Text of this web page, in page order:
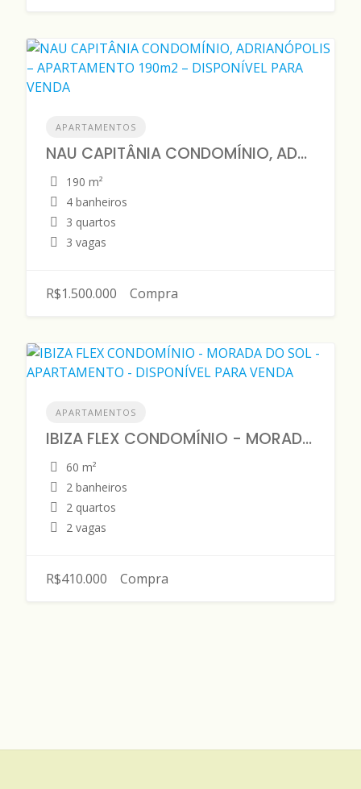
APARTAMENTOS
NAU CAPITÂNIA CONDOMÍNIO, ADRIANÓPOLIS – APARTAMENTO 190m2 – DISPONÍVEL PARA VENDA
190 m²
4 banheiros
3 quartos
3 vagas
R$1.500.000 Compra
APARTAMENTOS
IBIZA FLEX CONDOMÍNIO - MORADA DO SOL - APARTAMENTO - DISPONÍVEL PARA VENDA
60 m²
2 banheiros
2 quartos
2 vagas
R$410.000 Compra